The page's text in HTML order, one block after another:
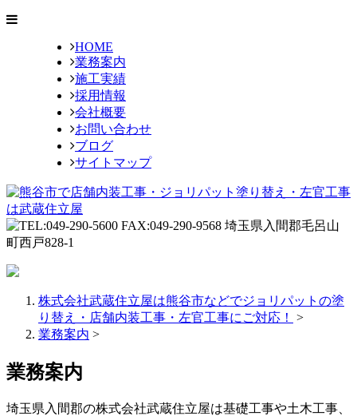
HOME
業務案内
施工実績
採用情報
会社概要
お問い合わせ
ブログ
サイトマップ
株式会社武蔵住立屋は熊谷市などでジョリパットの塗
り替え・店舗内装工事・左官工事にご対応！
>
業務案内 >
業務案内
埼玉県入間郡の株式会社武蔵住立屋は基礎工事や土木工事、